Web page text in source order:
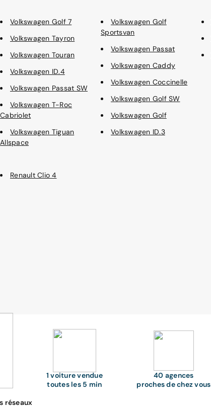
Volkswagen Golf 7
Volkswagen Tayron
Volkswagen Touran
Volkswagen ID.4
Volkswagen Passat SW
Volkswagen T-Roc
Cabriolet
Volkswagen Tiguan
Allspace
Volkswagen Golf
Sportsvan
Volkswagen Passat
Volkswagen Caddy
Volkswagen Coccinelle
Volkswagen Golf SW
Volkswagen Golf
Volkswagen ID.3
Renault Clio 4
1 voiture vendue
toutes les 5 min
40 agences
proches de chez vous
réseaux